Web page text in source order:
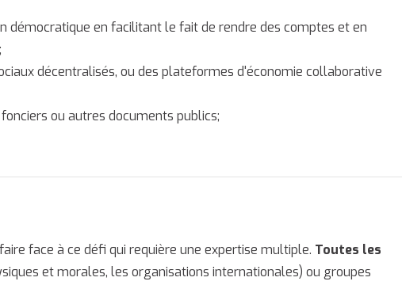
démocratique en facilitant le fait de rendre des comptes et en
décentralisés, ou des plateformes d'économie collaborative
ou autres documents publics;
face à ce défi qui requière une expertise multiple. Toutes les
et morales, les organisations internationales) ou groupes